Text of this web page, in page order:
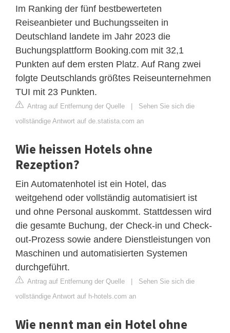
Im Ranking der fünf bestbewerteten
Reiseanbieter und Buchungsseiten in
Deutschland landete im Jahr 2023 die
Buchungsplattform Booking.com mit 32,1
Punkten auf dem ersten Platz. Auf Rang zwei
folgte Deutschlands größtes Reiseunternehmen
TUI mit 23 Punkten.
Antrag auf Entfernung der Quelle | Sehen Sie sich die
vollständige Antwort auf de.statista.com an
Wie heissen Hotels ohne
Rezeption?
Ein Automatenhotel ist ein Hotel, das
weitgehend oder vollständig automatisiert ist
und ohne Personal auskommt. Stattdessen wird
die gesamte Buchung, der Check-in und Check-
out-Prozess sowie andere Dienstleistungen von
Maschinen und automatisierten Systemen
durchgeführt.
Antrag auf Entfernung der Quelle | Sehen Sie sich die
vollständige Antwort auf h-hotels.com an
Wie nennt man ein Hotel ohne